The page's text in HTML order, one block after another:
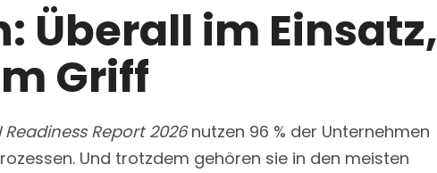
Überall im Einsatz,
Griff
Report 2026nutzen 96 % der Unternehmen
Und trotzdem gehören sie in den meisten